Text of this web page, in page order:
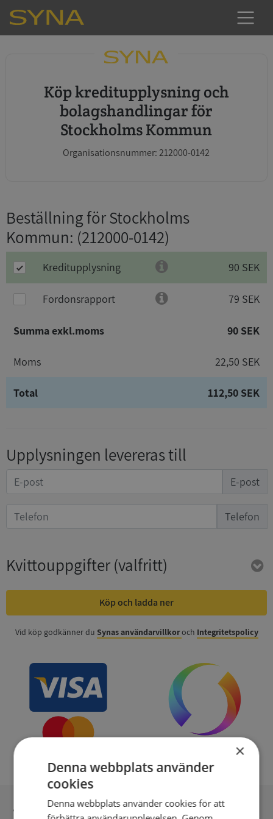
Köp kreditupplysning och
bolagshandlingar för
Stockholms Kommun
Organisationsnummer: 212000-0142
Beställning för Stockholms
Kommun: (212000-0142)
Kreditupplysning 90 SEK
Fordonsrapport 79 SEK
Summa exkl.moms 90 SEK
Moms 22,50 SEK
Total 112,50 SEK
Upplysningen levereras till
E-post
Telefon
Kvittouppgifter(valfritt)
Köp och ladda ner
Vid köp godkänner du Synas användarvillkoroch Integritetspolicy
Inga kopior till omfrågad
×
Denna webbplats använder
cookies
Denna webbplats använder cookies för att